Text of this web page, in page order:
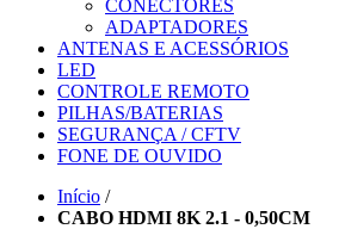
CONECTORES
ADAPTADORES
ANTENAS E ACESSÓRIOS
LED
CONTROLE REMOTO
PILHAS/BATERIAS
SEGURANÇA / CFTV
FONE DE OUVIDO
Início /
CABO HDMI 8K 2.1 - 0,50CM